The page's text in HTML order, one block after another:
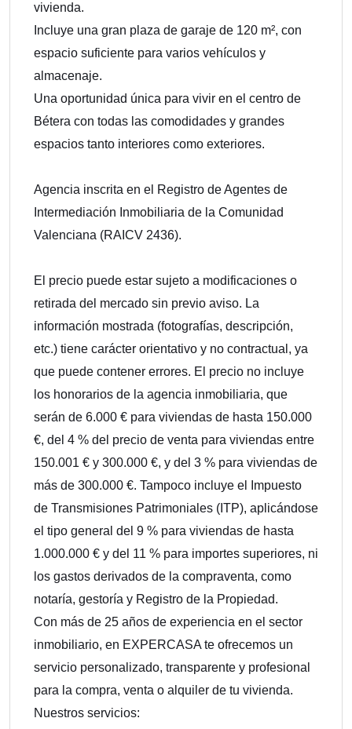
vivienda.
Incluye una gran plaza de garaje de 120 m², con
espacio suficiente para varios vehículos y
almacenaje.
Una oportunidad única para vivir en el centro de
Bétera con todas las comodidades y grandes
espacios tanto interiores como exteriores.
Agencia inscrita en el Registro de Agentes de
Intermediación Inmobiliaria de la Comunidad
Valenciana (RAICV 2436).
El precio puede estar sujeto a modificaciones o
retirada del mercado sin previo aviso. La
información mostrada (fotografías, descripción,
etc.) tiene carácter orientativo y no contractual, ya
que puede contener errores. El precio no incluye
los honorarios de la agencia inmobiliaria, que
serán de 6.000 € para viviendas de hasta 150.000
€, del 4 % del precio de venta para viviendas entre
150.001 € y 300.000 €, y del 3 % para viviendas de
más de 300.000 €. Tampoco incluye el Impuesto
de Transmisiones Patrimoniales (ITP), aplicándose
el tipo general del 9 % para viviendas de hasta
1.000.000 € y del 11 % para importes superiores, ni
los gastos derivados de la compraventa, como
notaría, gestoría y Registro de la Propiedad.
Con más de 25 años de experiencia en el sector
inmobiliario, en EXPERCASA te ofrecemos un
servicio personalizado, transparente y profesional
para la compra, venta o alquiler de tu vivienda.
Nuestros servicios: